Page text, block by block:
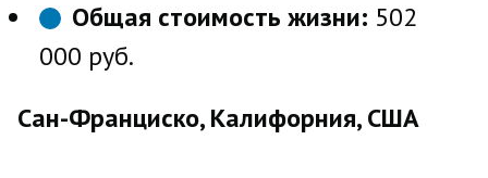
Общая стоимость жизни: 502
000 руб.
Сан-Франциско, Калифорния, США